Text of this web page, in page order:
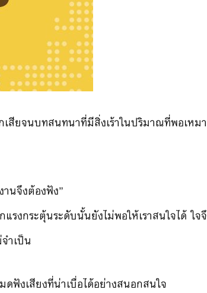
สียจนบทสนทนาที่มีสิ่งเร้าในปริมาณที่พอเหม
านจึงต้องฟัง”
รงกระตุ้นระดับนั้นยังไม่พอให้เราสนใจได้ใจ
ำเป็น
ดฟังเสียงที่น่าเบื่อได้อย่างสนอกสนใจ